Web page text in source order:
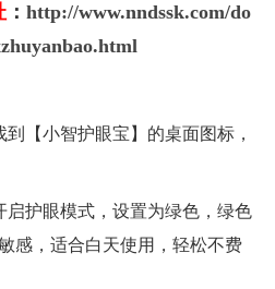
： http://www.nndssk.com/do
【小智护眼宝】的桌面图标，
启护眼模式，设置为绿色，绿色
感，适合白天使用，轻松不费